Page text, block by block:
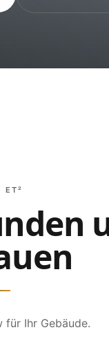
ET²
für Ihr Gebäude.